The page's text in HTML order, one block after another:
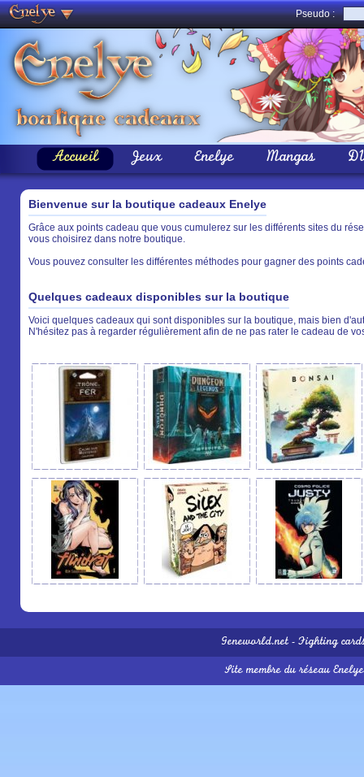
Pseudo :
Accueil Jeux Enelye Mangas
Bienvenue sur la boutique cadeaux Enelye
Grâce aux points cadeau que vous cumulerez sur les différents sites du
vous choisirez dans notre boutique.
Vous pouvez consulter les différentes méthodes pour gagner des points
Quelques cadeaux disponibles sur la boutique
Voici quelques cadeaux qui sont disponibles sur la boutique, mais bien
N'hésitez pas à regarder régulièrement afin de ne pas rater le cadeau de
Geneworld.net - Fighting
Site membre du réseau Enelye